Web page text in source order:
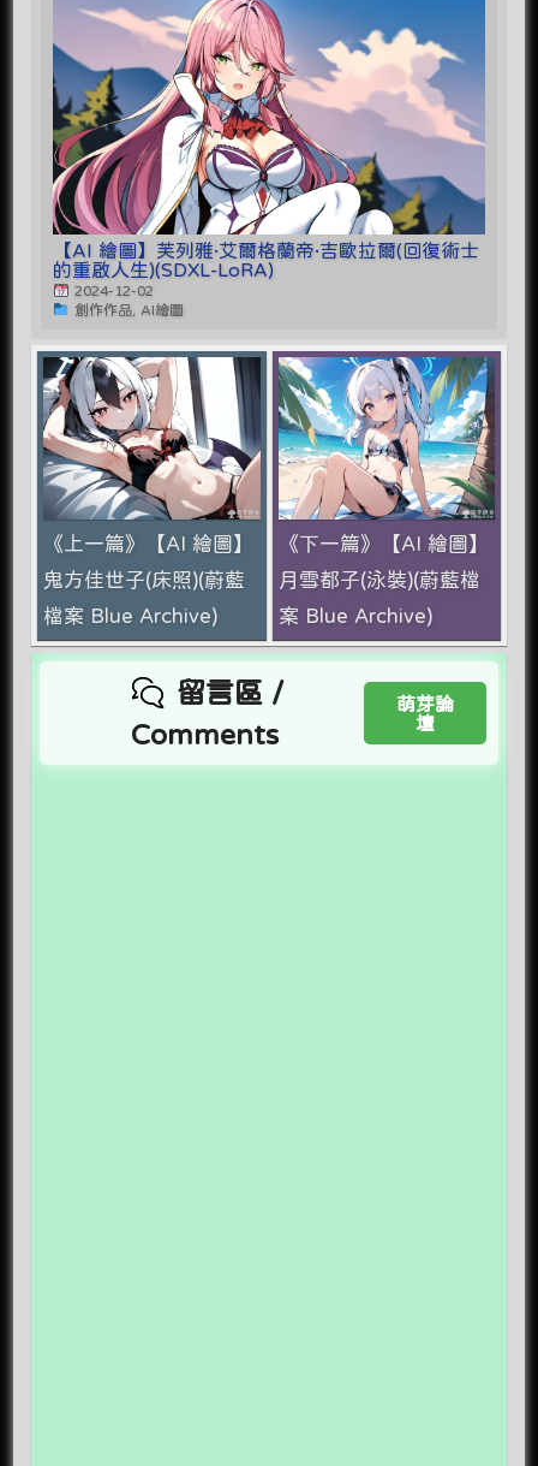
【AI 繪圖】芙列雅·艾爾格蘭帝·吉歐拉爾(回復術士
的重啟人生)(SDXL-LoRA)
2024-12-02
創作作品, AI繪圖
《上一篇》【AI 繪圖】
鬼方佳世子(床照)(蔚藍
檔案 Blue Archive)
《下一篇》【AI 繪圖】
月雪都子(泳裝)(蔚藍檔
案 Blue Archive)
留言區 /
Comments
萌芽論
壇